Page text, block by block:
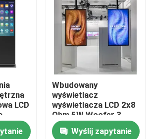
LCD
Wbudowany
wyświetlacz
wyświetlacza LCD 2x8
Ohm 5W Woofer 3
3AR Szkło
bezpieczeństwa
Wyślij zapytanie